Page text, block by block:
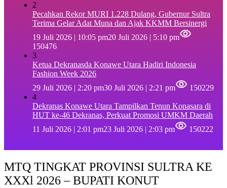
2
Pecahkan Rekor MURI 1.228 Dulang, Gubernur Sultra
Terima Gelar Adat Muna dan Ajak KKMM Bersinergi
19 Juli 2026 | 10:05 pm20 Juli 2026 | 5:10 pm
150476
3
Ketua Dekranasda Konawe Utara Hadiri Indonesia
Fashion Week 2026
29 Juli 2026 | 2:20 pm30 Juli 2026 | 2:21 pm
150229
4
Dekranas Konawe Utara Tampilkan Tenun Konasara di
HUT ke-46 Dekranas, Perkuat Promosi UMKM Daerah
11 Juli 2026 | 2:01 pm23 Juli 2026 | 2:03 pm 150222
MTQ TINGKAT PROVINSI SULTRA KE
XXXl 2026 – BUPATI KONUT